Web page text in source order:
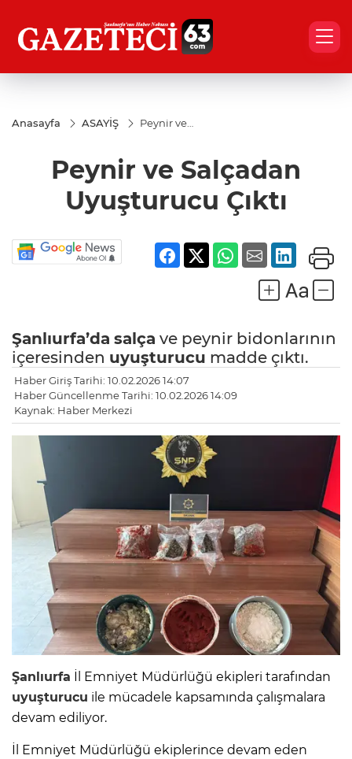
Anasayfa ASAYİŞ
Peynir ve
Peynir ve Salçadan
Uyuşturucu Çıktı
Şanlıurfa’da salça ve peynir bidonlarının
içeresinden uyuşturucu madde çıktı.
Haber Giriş Tarihi: 10.02.2026 14:07
Haber Güncellenme Tarihi: 10.02.2026 14:09
Kaynak: Haber Merkezi
Şanlıurfa İl Emniyet Müdürlüğü ekipleri tarafından
uyuşturucu ile mücadele kapsamında çalışmalara
devam ediliyor.
İl Emniyet Müdürlüğü ekiplerince devam eden